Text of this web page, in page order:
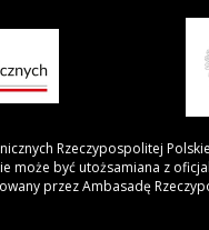
Rzeczypospolitej
może być utożsamiana z
przez Ambasadę